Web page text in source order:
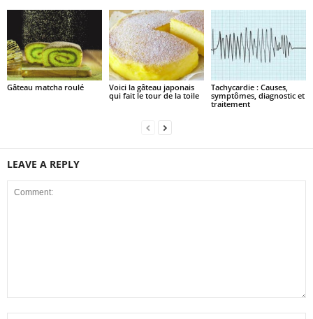
Gâteau matcha roulé
Voici la gâteau japonais
qui fait le tour de la toile
Tachycardie : Causes,
symptômes, diagnostic et
traitement
LEAVE A REPLY